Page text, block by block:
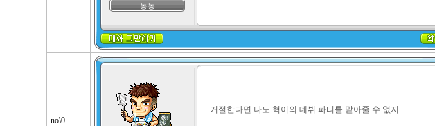
동동
no\0
거절한다면 나도 혁이의 데뷔 파티를 맡아줄 수 없지.